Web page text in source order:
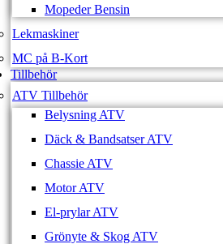
Mopeder Bensin
Lekmaskiner
MC på B-Kort
Tillbehör
ATV Tillbehör
Belysning ATV
Däck & Bandsatser ATV
Chassie ATV
Motor ATV
El-prylar ATV
Grönyte & Skog ATV